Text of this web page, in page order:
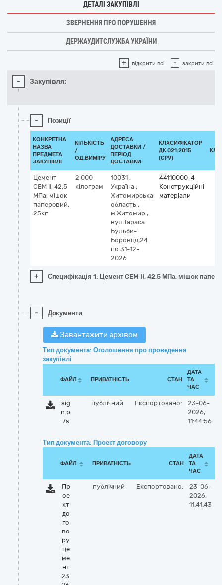
ДЕТАЛІ ЗАКУПІВЛІ
ЗВЕРНЕННЯ ПРО ПОРУШЕННЯ
ДЕРЖАУДИТСЛУЖБА УКРАЇНИ
+ відкрити всі - закрити всі
- Закупівля:
- Позиції
КОНКРЕТНА
НАЗВА
ПРЕДМЕТА
ЗАКУПІВЛІ
КІЛЬКІСТЬ
/
ОД.ВИМІРУ
АДРЕСА
ДОСТАВКИ /
ПЕРІОД
ДОСТАВКИ
КЛАСИФІКАТОР
ДК 021:2015
(CPV)
Цемент
CEM II, 42,5
МПа, мішок
паперовий,
25кг
2 000
кілограм
10031 ,
Україна ,
Житомирська
область ,
м.Житомир ,
вул.Тараса
Бульби-
Боровця,24
по 31-12-
2026
44110000-4
Конструкційні
матеріали
+ Специфікація 1: Цемент CEM II, 42,5 МПа, мішок
- Документи
Завантажити архівом
Тип документа: Оголошення про проведення
закупівлі
ФАЙЛ ПРИВАТНІСТЬ СТАН
ДАТА
ТА
ЧАС
sig
n.p
7s
публічний Експортовано:
23-06-
2026,
11:44:56
Тип документа: Проект договору
ФАЙЛ ПРИВАТНІСТЬ СТАН
ДАТА
ТА
ЧАС
Пр
ое
кт
до
го
во
ру
це
ме
нт
23.
публічний Експортовано:
23-06-
2026,
11:41:43